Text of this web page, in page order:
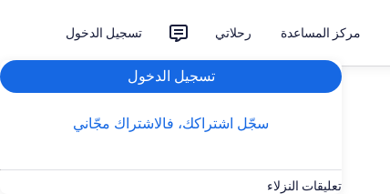
مركز المساعدة رحلاتي تسجيل الدخول
تسجيل الدخول
سجّل اشتراكك، فالاشتراك مجّاني
تعليقات النزلاء